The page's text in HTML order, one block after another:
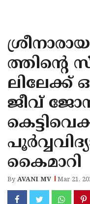
KANNUR
KASARAGOD
ലിലേക്ക്
ജീവ്
കൈമാറി
ByAVANI MV Mar 21,